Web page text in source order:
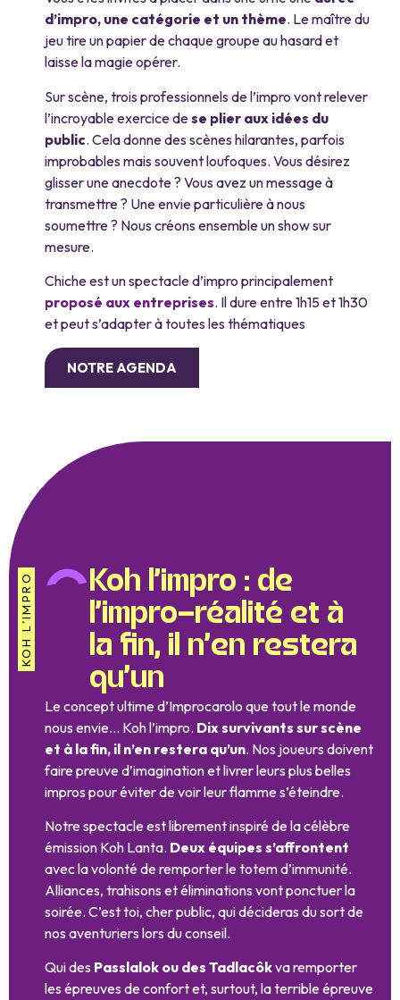
d’impro, une catégorie et un thème. Le maître du
jeu tire un papier de chaque groupe au hasard et
laisse la magie opérer.
Sur scène, trois professionnels de l’impro vont relever
l’incroyable exercice dese plier aux idées du
public. Cela donne des scènes hilarantes, parfois
improbables mais souvent loufoques. Vous désirez
glisser une anecdote ? Vous avez un message à
transmettre ? Une envie particulière à nous
soumettre ? Nous créons ensemble un show sur
mesure.
Chiche est un spectacle d’impro principalement
proposé aux entreprises. Il dure entre 1h15 et 1h30
et peut s’adapter à toutes les thématiques
NOTRE AGENDA
KOH L’IMPRO
Koh l’impro : de
l’impro-réalité et à
la fin, il n’en restera
qu’un
Le concept ultime d’Improcarolo que tout le monde
nous envie… Koh l’impro. Dix survivants sur scène
et à la fin, il n’en restera qu’un. Nos joueurs doivent
faire preuve d’imagination et livrer leurs plus belles
impros pour éviter de voir leur flamme s’éteindre.
Notre spectacle est librement inspiré de la célèbre
émission Koh Lanta. Deux équipes s’affrontent
avec la volonté de remporter le totem d’immunité.
Alliances, trahisons et éliminations vont ponctuer la
soirée. C’est toi, cher public, qui décideras du sort de
nos aventuriers lors du conseil.
Qui des Passlalok ou des Tadlacôkva remporter
les épreuves de confort et, surtout, la terrible épreuve